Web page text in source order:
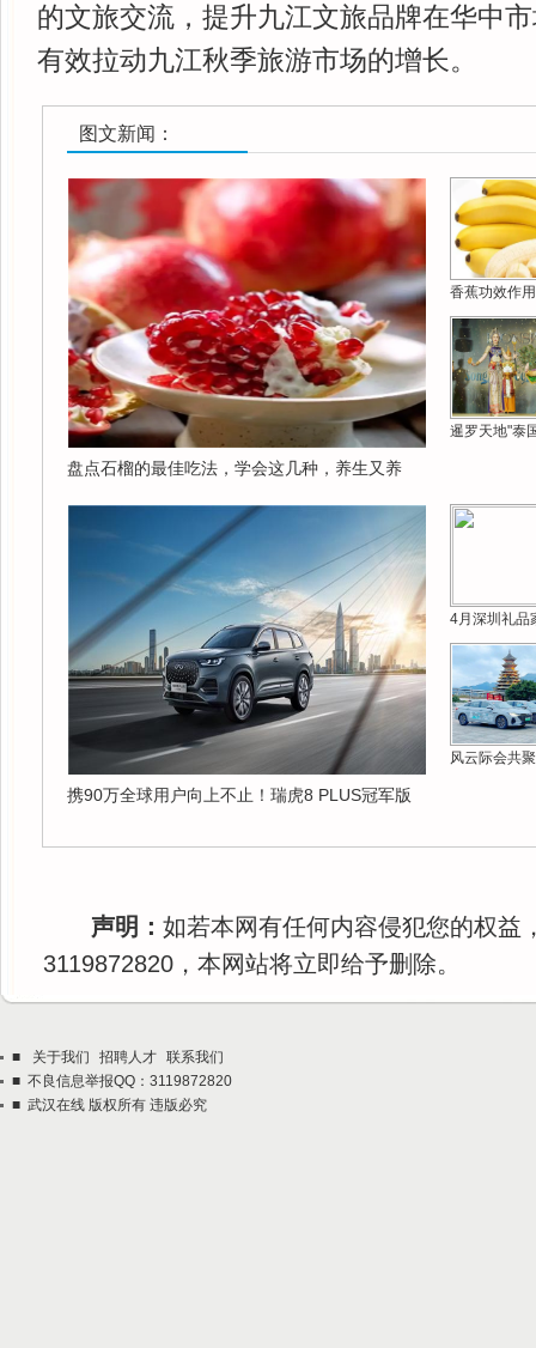
的文旅交流，提升九江文旅品牌在华中
有效拉动九江秋季旅游市场的增长。
图文新闻：
盘点石榴的最佳吃法，学会这几种，养生又养
香蕉功效作
暹罗天地"泰
携90万全球用户向上不止！瑞虎8 PLUS冠军版
4月深圳礼品
风云际会共
声明： 如若本网有任何内容侵犯您的权益
3119872820，本网站将立即给予删除。
■ 关于我们 招聘人才 联系我们
■ 不良信息举报QQ：3119872820
■ 武汉在线 版权所有 违版必究